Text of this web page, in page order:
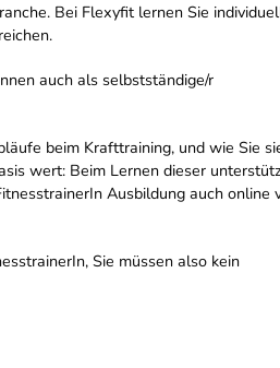
Bei Flexyfit lernen Sie
auch als selbstständige/r
beim Krafttraining, und wie Sie
wert: Beim Lernen dieser
Ausbildung auch online
Sie müssen also kein